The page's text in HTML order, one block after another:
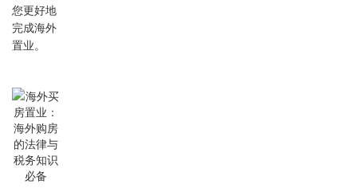
您更好地
完成海外
置业。